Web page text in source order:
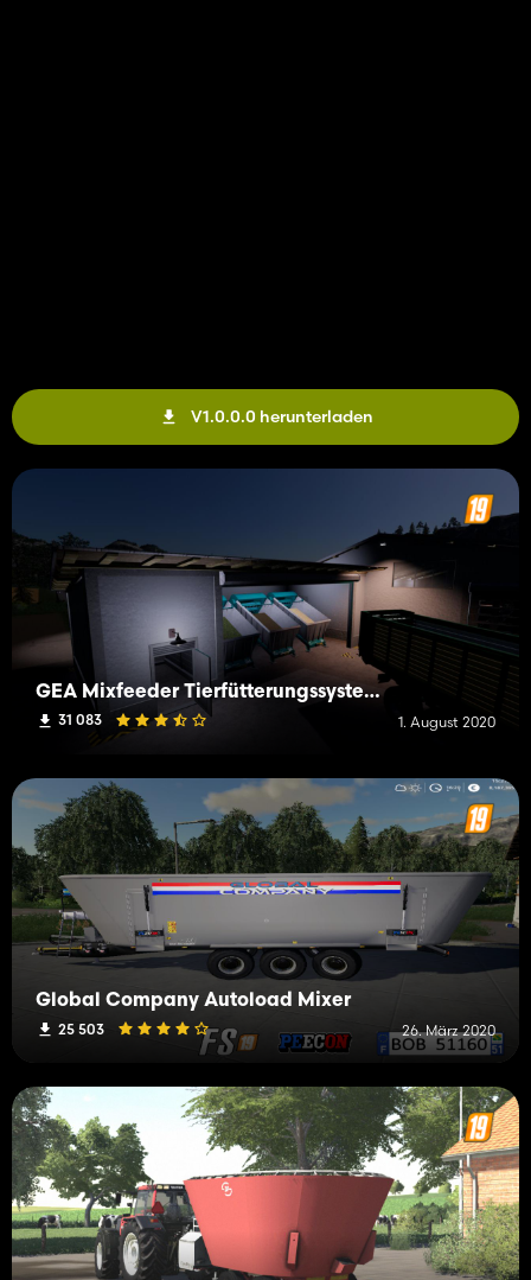
V1.0.0.0 herunterladen
GEA Mixfeeder Tierfütterungssysteme
31 083 1. August 2020
Global Company Autoload Mixer
25 503 26. März 2020